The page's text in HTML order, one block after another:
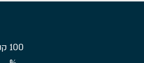
קנייה מאובטחת100